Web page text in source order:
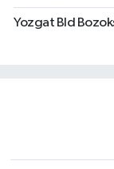
Yozgat Bld